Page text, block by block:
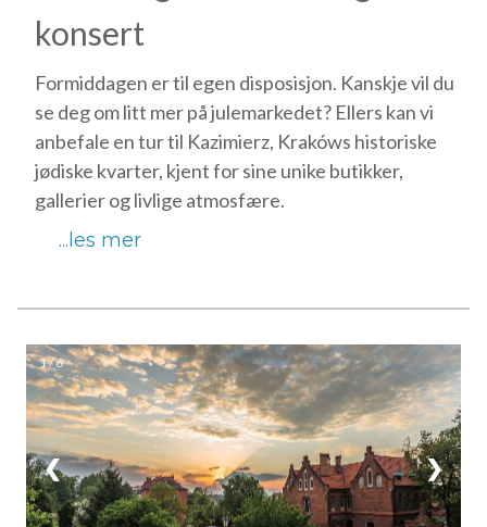
konsert
Formiddagen er til egen disposisjon. Kanskje vil du
se deg om litt mer på julemarkedet? Ellers kan vi
anbefale en tur til Kazimierz, Krakóws historiske
jødiske kvarter, kjent for sine unike butikker,
gallerier og livlige atmosfære.
...les mer
1 / 6
❮ ❯